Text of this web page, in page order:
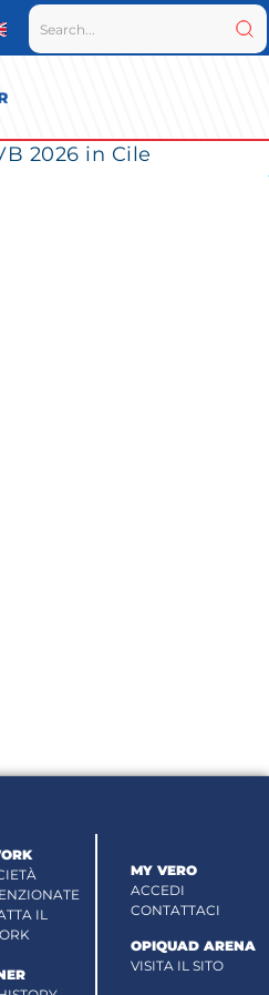
2026 in Cile
IL
MY VERO
ACCEDI
CONTATTACI
OPIQUAD ARENA
VISITA IL SITO